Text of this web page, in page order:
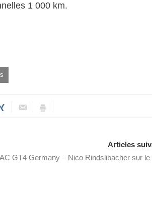
1 000 km.
Articles
GT4 Germany – Nico Rindslibacher sur le